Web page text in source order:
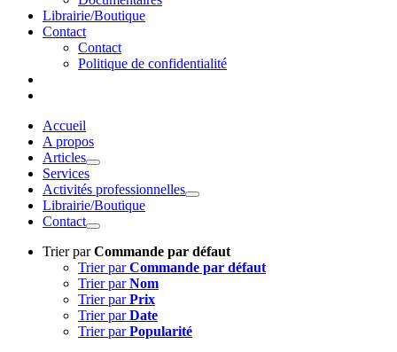
Librairie/Boutique
Contact
Contact
Politique de confidentialité
Accueil
A propos
Articles
Services
Activités professionnelles
Librairie/Boutique
Contact
Trier parCommande par défaut
Trier parCommande par défaut
Trier parNom
Trier parPrix
Trier parDate
Trier parPopularité